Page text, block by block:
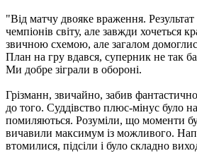
"Від матчу двояке враження.
чемпіонів світу, але завжди хочеться
звичною схемою, але загалом
План на гру вдався, суперник не так
Ми добре зіграли в обороні.
Грізманн, звичайно, забив
до того. Суддівство плюс-мінус було
помиляються. Розуміли, що моменти
вичавили максимум із можливого.
втомилися, підсіли і було складно